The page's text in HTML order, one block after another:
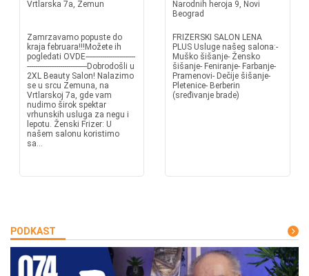
Vrtlarska 7a, Zemun
Zamrzavamo popuste do
kraja februara!!!Možete ih
pogledati OVDE------------------------
-----------------------------Dobrodošli u
2XL Beauty Salon! Nalazimo
se u srcu Zemuna, na
Vrtlarskoj 7a, gde vam
nudimo širok spektar
vrhunskih usluga za negu i
lepotu. Ženski Frizer: U
našem salonu koristimo
sa...
Narodnih heroja 9, Novi
Beograd
FRIZERSKI SALON LENA
PLUS Usluge našeg salona:-
Muško šišanje- Žensko
šišanje- Feniranje- Farbanje-
Pramenovi- Dečije šišanje-
Pletenice- Berberin
(sređivanje brade)
PODKAST